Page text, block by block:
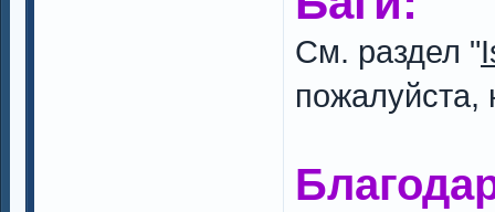
См. раздел "
пожалуйста,